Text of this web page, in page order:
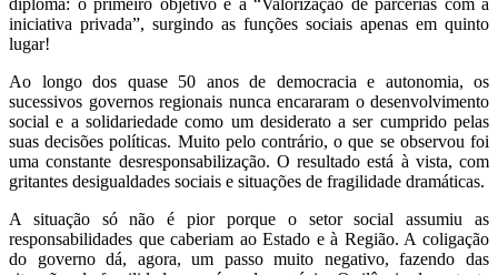
diploma: o primeiro objetivo é a “Valorização de parcerias com a
iniciativa privada”, surgindo as funções sociais apenas em quinto
lugar!
Ao longo dos quase 50 anos de democracia e autonomia, os
sucessivos governos regionais nunca encararam o desenvolvimento
social e a solidariedade como um desiderato a ser cumprido pelas
suas decisões políticas. Muito pelo contrário, o que se observou foi
uma constante desresponsabilização. O resultado está à vista, com
gritantes desigualdades sociais e situações de fragilidade dramáticas.
A situação só não é pior porque o setor social assumiu as
responsabilidades que caberiam ao Estado e à Região. A coligação
do governo dá, agora, um passo muito negativo, fazendo das